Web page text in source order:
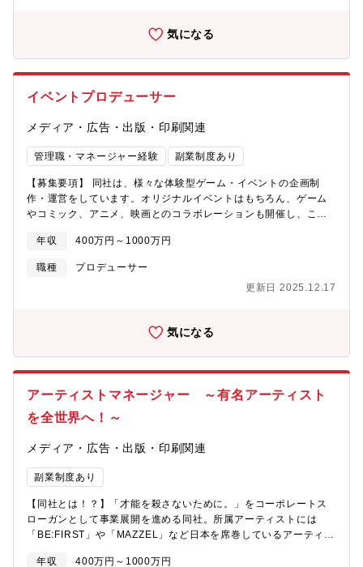
のチャンスが多くあります。【職務内容】・YouTubeインストリ
像制作・ABEMA TVの広告映像制作・クライアント直案件の広告
作だけでなく、映像を軸としたコンテンツ制作をプロデュースし
広告制作」を切り開く仲間を募集します【魅力】★国内のみなら
ず海外へも更なる挑戦へ！同社の映像コンテンツを含む多様なジ
ャンルの更なるグローバル展開の最前線で活躍することが可能で
す！★ワークライフバランスにも長けており、「自分らしく」ご
就業をいただくことが可能です【募集背景】既存事業・新規事業
の売り上げ向上を図るための増員募集となります。【組織構成】
ム部長1名、チームリーダー兼プロデューサー：1名プロデューサ
モーショングラファー：1名マネージャー：1名
気になる
イベントプロデューサー
メディア・広告・出版・印刷関連
管理職・マネージャー経験 副業制度あり
【募集要項】 同社は、様々な体験型ゲーム・イベントの企画制
作・運営をしています。オリジナルイベントはもちろん、ゲーム
やコミック、アニメ、映画とのコラボレーションも開催し、これ
万人を動員し、全国に16店舗を運営しています。更なる体制強化
を図るべく、企画全体の責任者として、イベント統括プロデュー
サーを募集します。ミッションは「イベントの成功」。その司令
塔として、裁量権と大きなやりがいを持ってご活躍いただきたい
す。みんなで１つのイベントを創り上げていくことが、この仕事
とや、数万人を動員するイベントを成功に導くやりがいは、他で
て、最高におもしろいイベントをつくり出してみませんか？【具
体的な仕事内容】■イベントの企画・計画立案各イベントの規模や
ら、案件の方向性を定め、大きな枠組みを決めていきます。ま
行います。●進行管理イベント実施に向けて、社内のクリエイティ
体スケジュール管理をします。また、アニメや映画などコラボ先
となる会社をはじめ、プレイガイドや会場などとの調整業務もお
任せします。イベント実施に向けて関わるメンバーのコントロー
年収 400万円～1000万円
職種
プロデューサー
更新日 2025.12.17
気になる
アーティストマネージャー ～有名アーティスト
を全世界へ！～
メディア・広告・出版・印刷関連
副業制度あり
【同社とは！？】「才能を殺さないために。」をコーポレートス
ローガンとして事業展開を進める同社。所属アーティストには
「BE:FIRST」や「MAZZEL」など日本を席巻しているアーティス
年収 400万円～1000万円